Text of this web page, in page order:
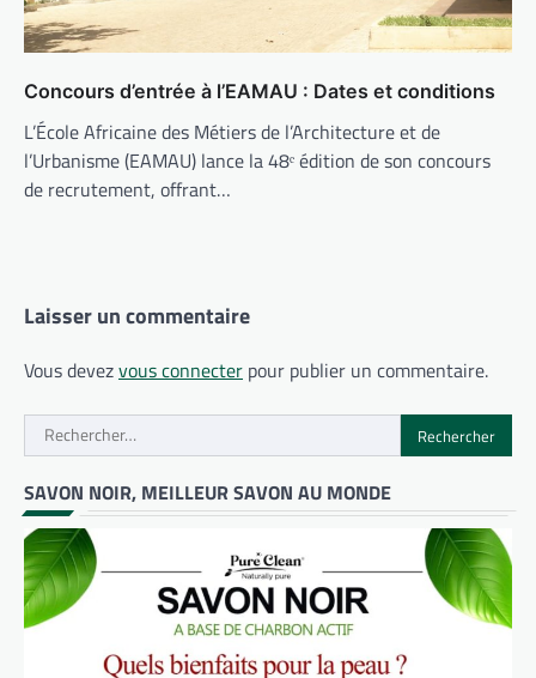
Concours d’entrée à l’EAMAU : Dates et conditions
L’École Africaine des Métiers de l’Architecture et de
l’Urbanisme (EAMAU) lance la 48ᵉ édition de son concours
de recrutement, offrant…
Laisser un commentaire
Vous devezvous connecter pour publier un commentaire.
Rechercher :
SAVON NOIR, MEILLEUR SAVON AU MONDE